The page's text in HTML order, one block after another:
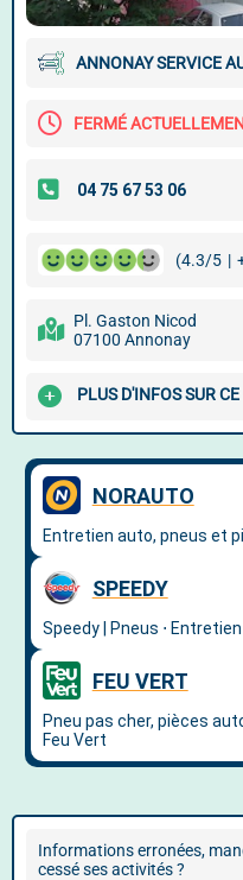
ANNONAY SERVICE
FERMÉ
(4.3/5 |
Pl. Gaston Nicod
07100 Annonay
PLUS D'INFOS SUR
Informations erronées,
cessé ses activités ?